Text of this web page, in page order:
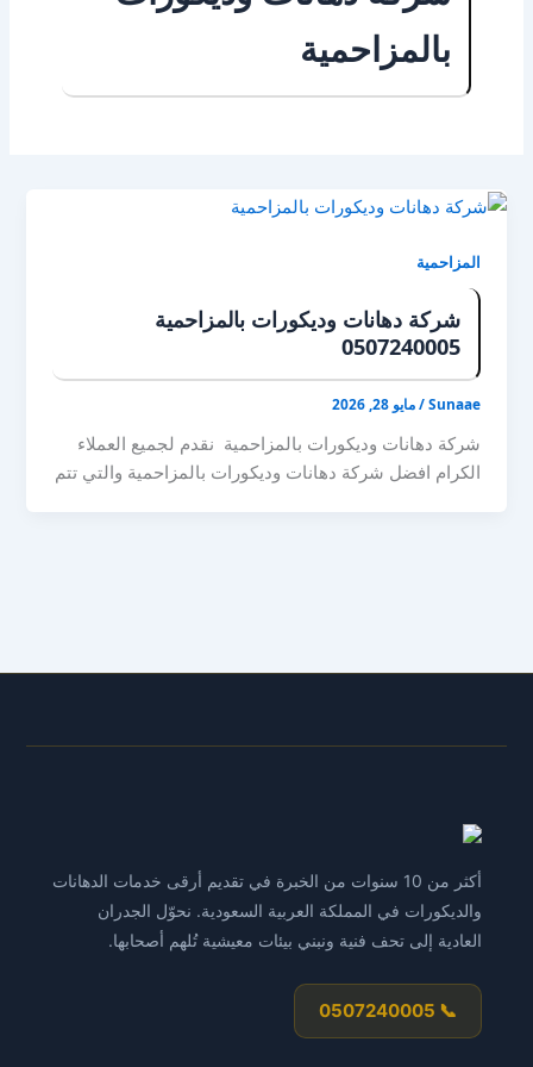
بالمزاحمية
المزاحمية
شركة دهانات وديكورات بالمزاحمية
0507240005
Sunaae
/مايو 28, 2026
شركة دهانات وديكورات بالمزاحمية نقدم لجميع العملاء
الكرام افضل شركة دهانات وديكورات بالمزاحمية والتي تتم
نوعها لجميع عملائها لتعطي المنظر الطبيعي الانيق
عملائنا في الوقت المناسب لديهم ويوجد ايضا خصم علي
جميع الخدمات لتكون خدماتنا في متناول جميع العملاء
اتصل بنا نصلك اينما كنتم بالمزاحمية اختيار شركة دهانات
وديكورات بالمزاحمية عند اختيار شركة دهانات وديكورات
بالمزاحمية، يجب مراعاة بعض الأمور، منها: الخبرة
والمهارة: يجب أن تمتلك الشركة خبرة وكفاءة في مجال
الدهانات والديكور.استخدام أحدث التقنيات والمعدات: يجب
أن تستخدم الشركة أحدث التقنيات والمعدات في الدهانات
أكثر من 10 سنوات من الخبرة في تقديم أرقى خدمات الدهانات
والديكورات في المملكة العربية السعودية. نحوّل الجدران
العادية إلى تحف فنية ونبني بيئات معيشية تُلهم أصحابها.
📞 0507240005